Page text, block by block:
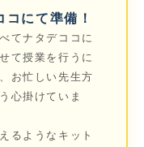
にて準備！
てナタデココに
て授業を行うに
お忙しい先生方
心掛けていま
るようなキット